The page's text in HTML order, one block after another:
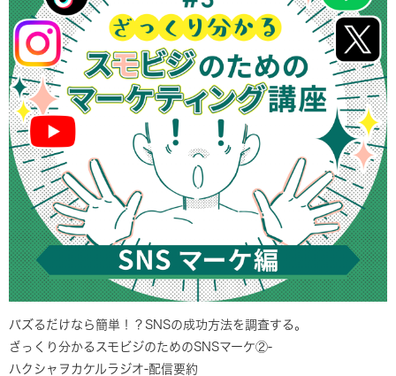
バズるだけなら簡単！？SNSの成功方法を調査する。
ざっくり分かるスモビジのためのSNSマーケ②-
ハクシャヲカケルラジオ-配信要約